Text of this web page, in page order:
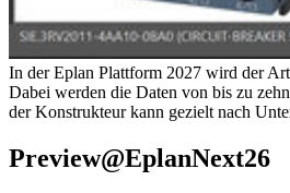
In der Eplan Plattform 2027 wird der
Dabei werden die Daten von bis zu
der Konstrukteur kann gezielt nach
Preview@EplanNext26